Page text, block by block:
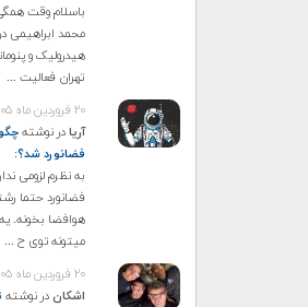
باسلام وقت
محمد ابراهیمی
هیدرولیک و
تهران فعالیت ...
۲۰ فروردین ماه ۱۴۰۵
آریادر نوشته
فضانورد شد؟:
به نظرم لزومی
فضانورد حتما
هوافضا بخونه.
میتونه توی ح ...
۲۰ فروردین ماه ۱۴۰۵
اشکاندر نوشته